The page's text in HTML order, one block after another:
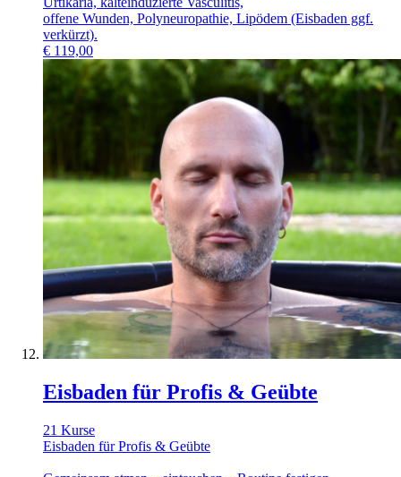
offene Wunden, Polyneuropathie, Lipödem (Eisbaden ggf.
verkürzt).
€ 119,00
Eisbaden für Profis & Geübte
21 Kurse
Eisbaden für Profis & Geübte